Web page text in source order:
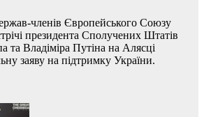
членів Європейського Союзу
президента Сполучених Штатів
та Владіміра Путіна на Алясці
заяву на підтримку України.